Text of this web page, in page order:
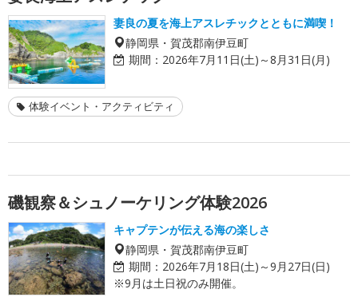
妻良の夏を海上アスレチックとともに満喫！
静岡県・賀茂郡南伊豆町
期間： 2026年7月11日(土)～8月31日(月)
体験イベント・アクティビティ
磯観察＆シュノーケリング体験2026
キャプテンが伝える海の楽しさ
静岡県・賀茂郡南伊豆町
期間： 2026年7月18日(土)～9月27日(日)
※9月は土日祝のみ開催。